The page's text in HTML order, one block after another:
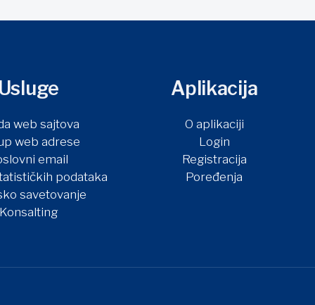
Usluge
web sajtova
web adrese
email
podataka
savetovanje
Konsalting
Aplikacija
O aplikaciji
Login
Registracija
Poređenja